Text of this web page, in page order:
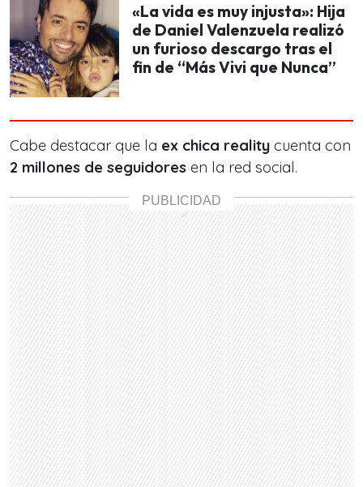
«La vida es muy injusta»: Hija
de Daniel Valenzuela realizó
un furioso descargo tras el
fin de “Más Vivi que Nunca”
Cabe destacar que la ex chica reality cuenta con
2 millones de seguidores en la red social.